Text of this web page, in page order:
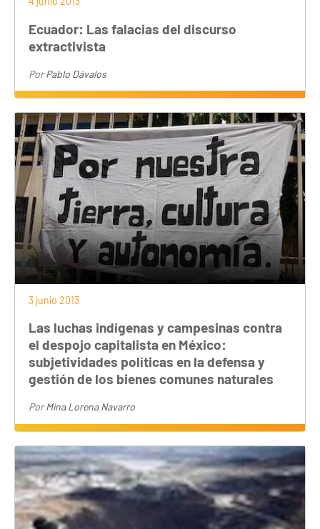
Ecuador: Las falacias del discurso
extractivista
PorPablo Dávalos
3 junio 2013
Las luchas indígenas y campesinas contra
el despojo capitalista en México:
subjetividades políticas en la defensa y
gestión de los bienes comunes naturales
PorMina Lorena Navarro